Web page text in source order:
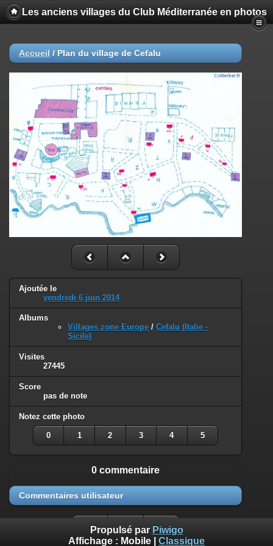
Les anciens villages du Club Méditerranée en photos
Accueil / Plan du village de Cefalu
Ajoutée le
vendredi 6 juin 2014
Albums
Villages zone Europe / Cefalu (Italie -
Sicile)
Visites
27445
Score
pas de note
Notez cette photo
0 1 2 3 4 5
0 commentaire
Commentaires utilisateur
Propulsé par Piwigo
Affichage : Mobile Classique